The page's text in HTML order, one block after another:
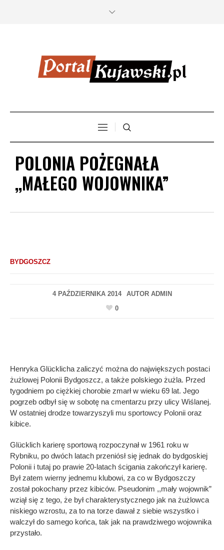
POLONIA POŻEGNAŁA
,,MAŁEGO WOJOWNIKA”
BYDGOSZCZ
4 PAŹDZIERNIKA 2014 AUTOR ADMIN
0
Henryka Glücklicha zaliczyć można do największych postaci
żużlowej Polonii Bydgoszcz, a także polskiego żużla. Przed
tygodniem po ciężkiej chorobie zmarł w wieku 69 lat. Jego
pogrzeb odbył się w sobotę na cmentarzu przy ulicy Wiślanej.
W ostatniej drodze towarzyszyli mu sportowcy Polonii oraz
kibice.
Glücklich karierę sportową rozpoczynał w 1961 roku w
Rybniku, po dwóch latach przeniósł się jednak do bydgoskiej
Polonii i tutaj po prawie 20-latach ścigania zakończył karierę.
Był zatem wierny jednemu klubowi, za co w Bydgoszczy
został pokochany przez kibiców. Pseudonim ,,mały wojownik”
wziął się z tego, że był charakterystycznego jak na żużlowca
niskiego wzrostu, za to na torze dawał z siebie wszystko i
walczył do samego końca, tak jak na prawdziwego wojownika
przystało.